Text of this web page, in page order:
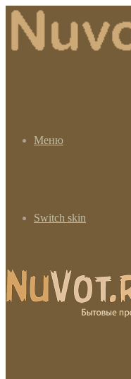
Меню
Switch skin